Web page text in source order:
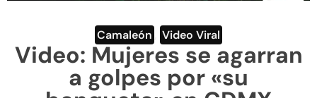
ENGLISH SECTION
VIDEOS
Camaleón Video Viral
Video: Mujeres se agarran
a golpes por «su